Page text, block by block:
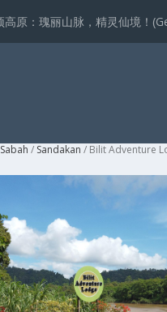
高原：瑰丽山脉，精灵仙境！
Sabah / Sandakan / Bilit Adventure